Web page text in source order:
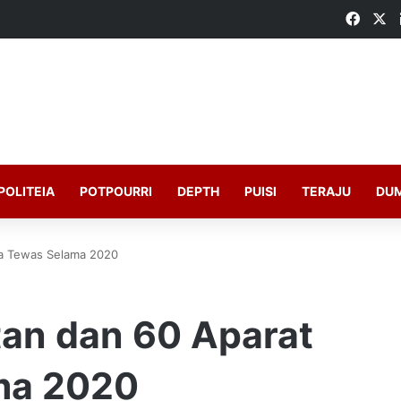
POTPOURRI DEPTH PUISI TERAJU
Tewas Selama 2020
dan 60 Aparat
2020